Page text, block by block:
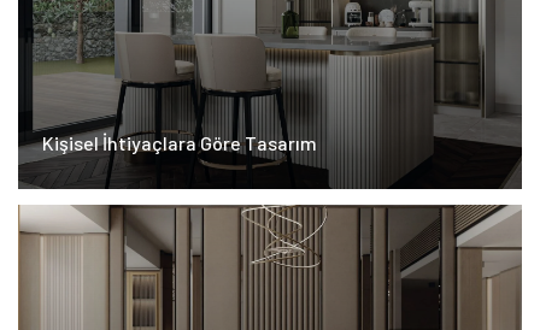
Kişisel İhtiyaçlara Göre Tasarım